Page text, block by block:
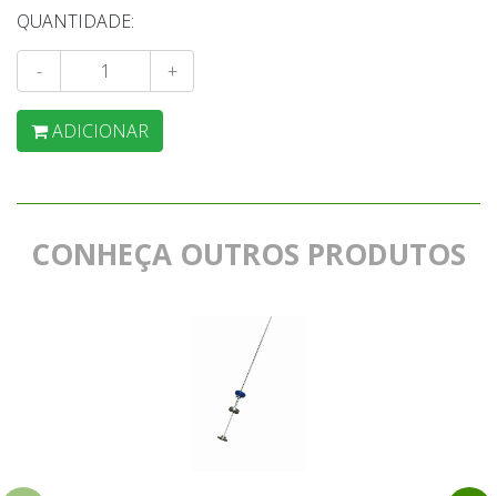
QUANTIDADE:
- +
ADICIONAR
CONHEÇA OUTROS PRODUTOS